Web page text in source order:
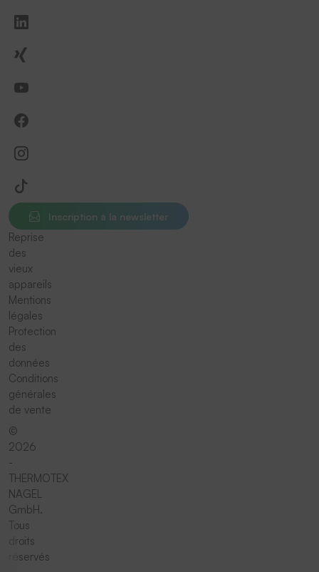
Inscription à la newsletter
Reprise
des
vieux
appareils
Mentions
légales
Protection
des
données
Conditions
générales
de vente
©
2026
-
THERMOTEX
NAGEL
GmbH.
Tous
droits
réservés